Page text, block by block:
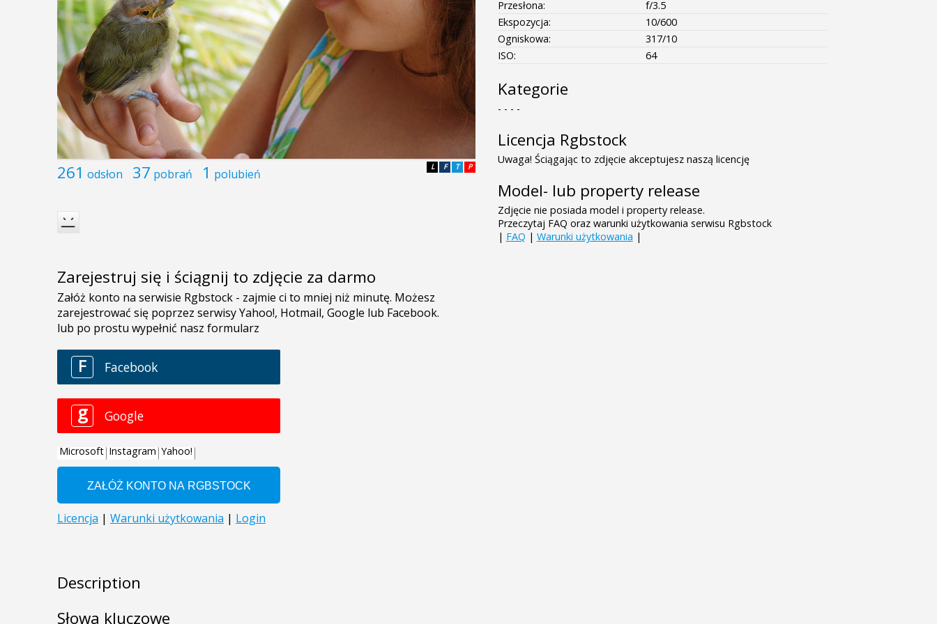
261 odsłon 37 pobrań 1 polubień P
T
F
L
Zarejestruj się i ściągnij to zdjęcie za darmo
Description
Słowa kluczowe
Przesłona:
f/3.5
Ekspozycja:
10/600
Ogniskowa:
317/10
ISO:
64
Kategorie
- - - -
Licencja Rgbstock
Uwaga! Ściągając to zdjęcie akceptujesz naszą licencję
Model- lub property release
Zdjęcie nie posiada model i property release.
Przeczytaj FAQ oraz warunki użytkowania serwisu Rgbstock
| FAQ | Warunki użytkowania |